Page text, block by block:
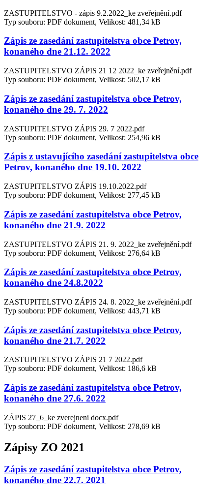
ZASTUPITELSTVO - zápis 9.2.2022_ke zveřejnění.pdf
Typ souboru: PDF dokument, Velikost: 481,34 kB
Zápis ze zasedání zastupitelstva obce Petrov,
konaného dne 21.12. 2022
ZASTUPITELSTVO ZÁPIS 21 12 2022_ke zveřejnění.pdf
Typ souboru: PDF dokument, Velikost: 502,17 kB
Zápis ze zasedání zastupitelstva obce Petrov,
konaného dne 29. 7. 2022
ZASTUPITELSTVO ZÁPIS 29. 7 2022.pdf
Typ souboru: PDF dokument, Velikost: 254,96 kB
Zápis z ustavujícího zasedání zastupitelstva obce
Petrov, konaného dne 19.10. 2022
ZASTUPITELSTVO ZÁPIS 19.10.2022.pdf
Typ souboru: PDF dokument, Velikost: 277,45 kB
Zápis ze zasedání zastupitelstva obce Petrov,
konaného dne 21.9. 2022
ZASTUPITELSTVO ZÁPIS 21. 9. 2022_ke zveřejnění.pdf
Typ souboru: PDF dokument, Velikost: 276,64 kB
Zápis ze zasedání zastupitelstva obce Petrov,
konaného dne 24.8.2022
ZASTUPITELSTVO ZÁPIS 24. 8. 2022_ke zveřejnění.pdf
Typ souboru: PDF dokument, Velikost: 443,71 kB
Zápis ze zasedání zastupitelstva obce Petrov,
konaného dne 21.7. 2022
ZASTUPITELSTVO ZÁPIS 21 7 2022.pdf
Typ souboru: PDF dokument, Velikost: 186,6 kB
Zápis ze zasedání zastupitelstva obce Petrov,
konaného dne 27.6. 2022
ZÁPIS 27_6_ke zverejneni docx.pdf
Typ souboru: PDF dokument, Velikost: 278,69 kB
Zápisy ZO 2021
Zápis ze zasedání zastupitelstva obce Petrov,
konaného dne 22.7. 2021